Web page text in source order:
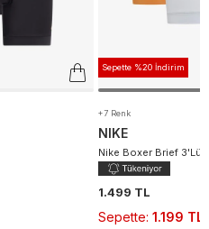
Sepette %20 İndirim
+7 Renk
NIKE
Nike Boxer Brief 3'Lü
1.499 TL
Sepette: 1.199 TL